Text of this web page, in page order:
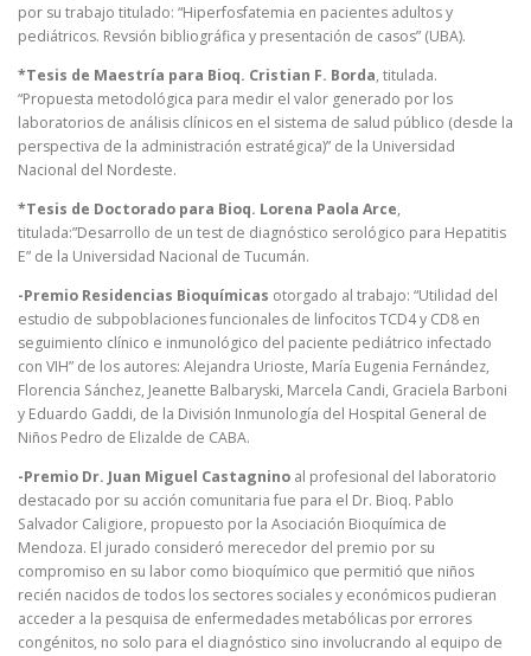
por su trabajo titulado: “Hiperfosfatemia en pacientes adultos y
pediátricos. Revsión bibliográfica y presentación de casos” (UBA).
*Tesis de Maestría para Bioq. Cristian F. Borda, titulada.
“Propuesta metodológica para medir el valor generado por los
laboratorios de análisis clínicos en el sistema de salud público (desde la
perspectiva de la administración estratégica)” de la Universidad
Nacional del Nordeste.
*Tesis de Doctorado para Bioq. Lorena Paola Arce,
titulada:”Desarrollo de un test de diagnóstico serológico para Hepatitis
E” de la Universidad Nacional de Tucumán.
-Premio Residencias Bioquímicas otorgado al trabajo: “Utilidad del
estudio de subpoblaciones funcionales de linfocitos TCD4 y CD8 en
seguimiento clínico e inmunológico del paciente pediátrico infectado
con VIH” de los autores: Alejandra Urioste, María Eugenia Fernández,
Florencia Sánchez, Jeanette Balbaryski, Marcela Candi, Graciela Barboni
y Eduardo Gaddi, de la División Inmunología del Hospital General de
Niños Pedro de Elizalde de CABA.
-Premio Dr. Juan Miguel Castagnino al profesional del laboratorio
destacado por su acción comunitaria fue para el Dr. Bioq. Pablo
Salvador Caligiore, propuesto por la Asociación Bioquímica de
Mendoza. El jurado consideró merecedor del premio por su
compromiso en su labor como bioquímico que permitió que niños
recién nacidos de todos los sectores sociales y económicos pudieran
acceder a la pesquisa de enfermedades metabólicas por errores
congénitos, no solo para el diagnóstico sino involucrando al equipo de